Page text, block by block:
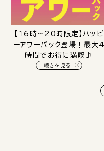
【16時～20時限定】ハッピ
ーアワーパック登場！最大4
時間でお得に満喫♪
続きを見る